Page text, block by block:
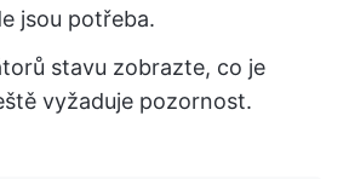
jsou potřeba.
stavu zobrazte, co je
vyžaduje pozornost.